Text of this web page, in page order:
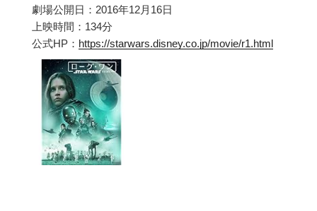
劇場公開日：2016年12月16日
上映時間：134分
公式HP： https://starwars.disney.co.jp/movie/r1.html